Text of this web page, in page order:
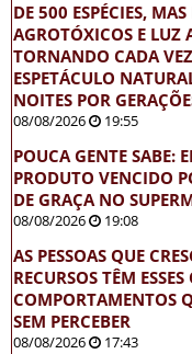
DE 500 ESPÉCIES,
AGROTÓXICOS E LUZ
TORNANDO CADA
ESPETÁCULO
NOITES POR
08/08/2026 19:55
POUCA GENTE SABE:
PRODUTO VENCIDO
DE GRAÇA NO
08/08/2026 19:08
AS PESSOAS QUE
RECURSOS TÊM
COMPORTAMENTOS
SEM PERCEBER
08/08/2026 17:43